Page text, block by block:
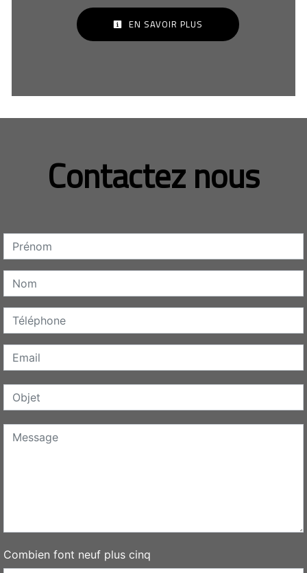
EN SAVOIR PLUS
Contactez nous
Combien font neuf plus cinq